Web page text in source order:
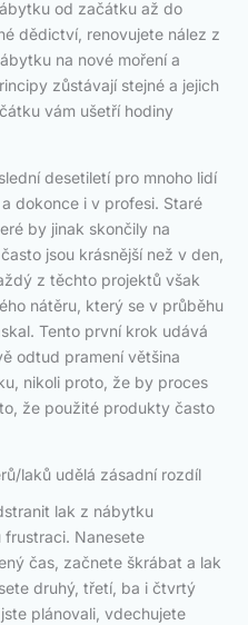
od začátku až do
dědictví, renovujete nález z
na nové moření a
zůstávají stejné a jejich
vám ušetří hodiny
desetiletí pro mnoho lidí
dokonce i v profesi. Staré
by jinak skončily na
jsou krásnější než v den,
z těchto projektů však
nátěru, který se v průběhu
Tento první krok udává
odtud pramení většina
nikoli proto, že by proces
že použité produkty často
laků udělá zásadní rozdíl
lak z nábytku
Nanesete
čas, začnete škrábat a lak
druhý, třetí, ba i čtvrtý
plánovali, vdechujete